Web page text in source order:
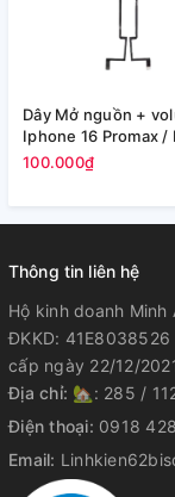
Dây Mở nguồn +
Iphone 16 Promax /
(Zin)
100.000₫
Thông tin liên hệ
Hộ kinh doanh Minh
ĐKKD: 41E8038526
cấp ngày 22/12/
Địa chỉ: 🏡: 285 /
Điện thoại: 0918
Email: